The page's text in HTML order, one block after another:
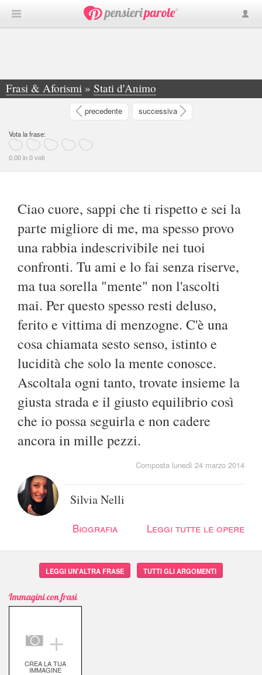
Frasi & Aforismi » Stati d'Animo
»Ciao cuore, sappi che ti rispetto e sei la... - Silvia Nelli
precedente successiva
Vota la frase:
0.00 in 0 voti
Ciao cuore, sappi che ti rispetto e sei la
parte migliore di me, ma spesso provo
una rabbia indescrivibile nei tuoi
confronti. Tu ami e lo fai senza riserve,
ma tua sorella "mente" non l'ascolti
mai. Per questo spesso resti deluso,
ferito e vittima di menzogne. C'è una
cosa chiamata sesto senso, istinto e
lucidità che solo la mente conosce.
Ascoltala ogni tanto, trovate insieme la
giusta strada e il giusto equilibrio così
che io possa seguirla e non cadere
ancora in mille pezzi.
Composta lunedì 24 marzo 2014
Silvia Nelli
Biografia Leggi tutte le opere
LEGGI UN'ALTRA FRASE TUTTI GLI ARGOMENTI
Immagini con frasi
＋
CREA LA TUA
IMMAGINE